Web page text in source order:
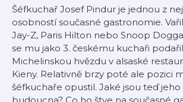
Šéfkuchař Josef Pindur je jednou z
osobností současné gastronomie.
Jay-Z, Paris Hilton nebo Snoop
se mu jako 3. českému kuchaři
Michelinskou hvězdu v alsaské
Kieny. Relativně brzy poté ale pozici
šéfkuchaře opustil. Jaké jsou teď